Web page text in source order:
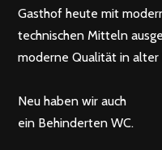
Gasthof heute mit
technischen Mitteln
moderne Qualität in
Neu haben wir auch
ein Behinderten WC.